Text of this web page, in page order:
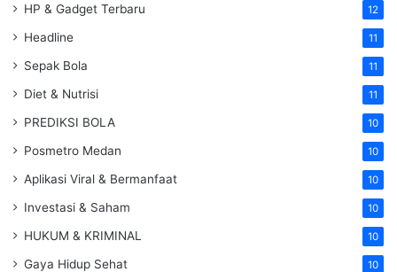
HP & Gadget Terbaru 12
Headline 11
Sepak Bola 11
Diet & Nutrisi 11
PREDIKSI BOLA 10
Posmetro Medan 10
Aplikasi Viral & Bermanfaat 10
Investasi & Saham 10
HUKUM & KRIMINAL 10
Gaya Hidup Sehat 10